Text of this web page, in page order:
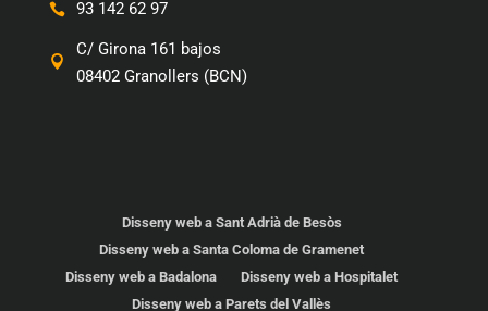
93 142 62 97
C/ Girona 161 bajos
08402 Granollers (BCN)
Disseny web a Sant Adrià de Besòs
Disseny web a Santa Coloma de Gramenet
Disseny web a Badalona
Disseny web a Hospitalet
Disseny web a Parets del Vallès